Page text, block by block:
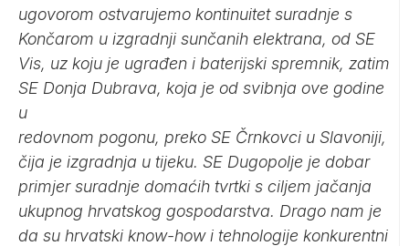
ugovorom ostvarujemo kontinuitet suradnje s
Končarom u izgradnji sunčanih elektrana, od SE
Vis, uz koju je ugrađen i baterijski spremnik, zatim
SE Donja Dubrava, koja je od svibnja ove godine
u
redovnom pogonu, preko SE Črnkovci u Slavoniji,
čija je izgradnja u tijeku. SE Dugopolje je dobar
primjer suradnje domaćih tvrtki s ciljem jačanja
ukupnog hrvatskog gospodarstva. Drago nam je
da su hrvatski know-how i tehnologije konkurentni